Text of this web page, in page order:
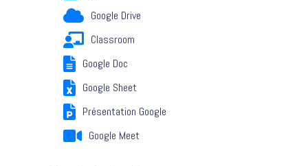
Google Drive
Classroom
Google Doc
Google Sheet
Présentation Google
Google Meet